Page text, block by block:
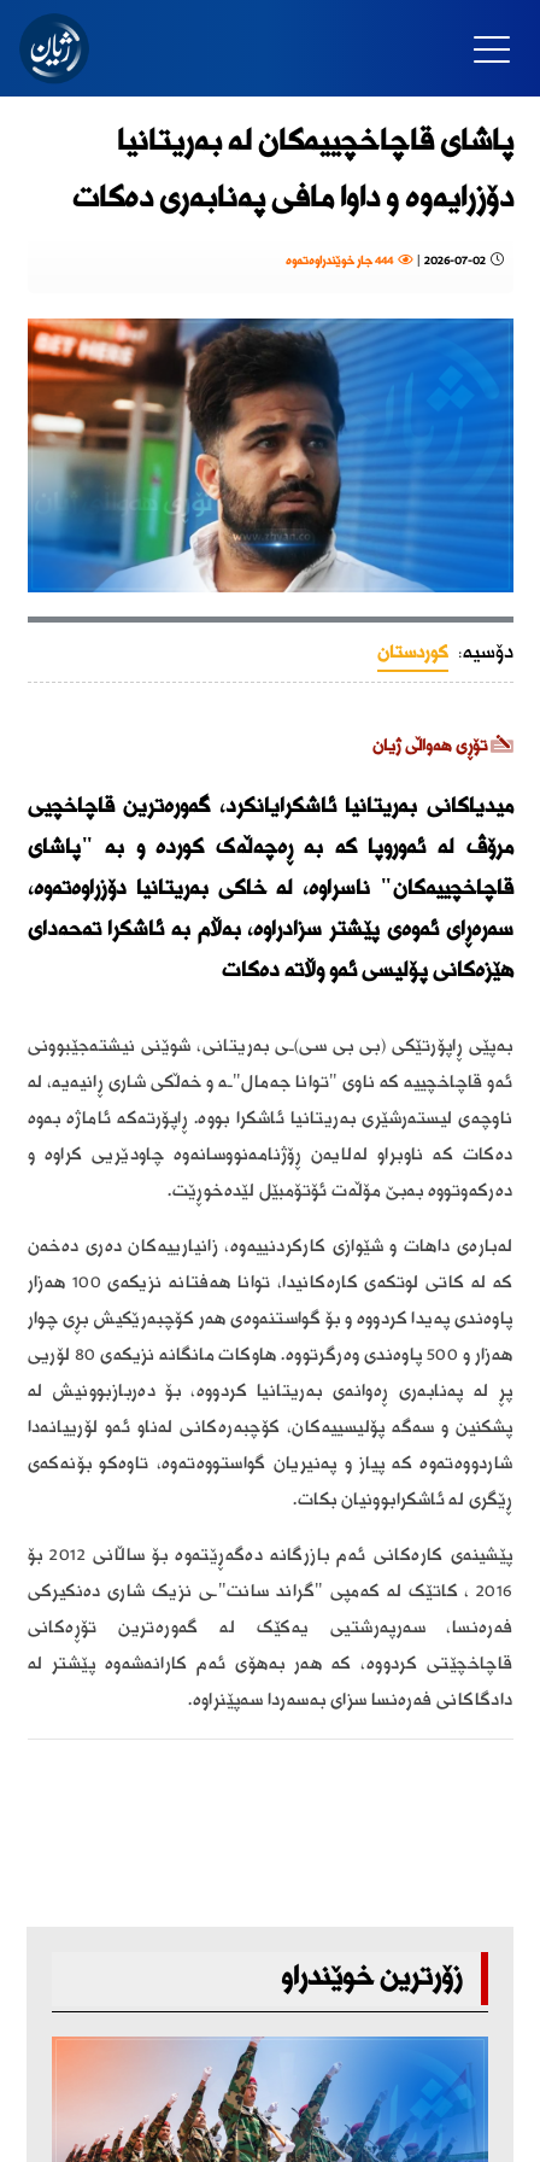
پاشای قاچاخچییەکان لە بەریتانیا
دۆزرایەوە و داوا مافی پەنابەری دەکات
2026-07-02
| 444 جار خوێندراوەتەوە
دۆسیە:کوردستان
تۆڕی هەواڵی ژیان
میدیاکانی بەریتانیا ئاشکرایانکرد، گەورەترین قاچاخچیی
مرۆڤ لە ئەوروپا کە بە ڕەچەڵەک کوردە و بە "پاشای
قاچاخچییەکان" ناسراوە، لە خاکی بەریتانیا دۆزراوەتەوە،
سەرەڕای ئەوەی پێشتر سزادراوە، بەڵام بە ئاشکرا تەحەدای
هێزەکانی پۆلیسی ئەو وڵاتە دەکات
بەپێی ڕاپۆرتێکی (بی بی سی)ـی بەریتانی، شوێنی نیشتەجێبوونی
ئەو قاچاخچییە کە ناوی "توانا جەمال"ـە و خەڵکی شاری ڕانیەیە، لە
ناوچەی لیستەرشێری بەریتانیا ئاشکرا بووە. ڕاپۆرتەکە ئاماژە بەوە
دەکات کە ناوبراو لەلایەن ڕۆژنامەنووسانەوە چاودێریی کراوە و
دەرکەوتووە بەبێ مۆڵەت ئۆتۆمبێل لێدەخوڕێت.
لەبارەی داهات و شێوازی کارکردنییەوە، زانیارییەکان دەری دەخەن
کە لە کاتی لوتکەی کارەکانیدا، توانا هەفتانە نزیکەی 100 هەزار
پاوەندی پەیدا کردووە و بۆ گواستنەوەی هەر کۆچبەرێکیش بڕی چوار
هەزار و 500 پاوەندی وەرگرتووە. هاوکات مانگانە نزیکەی 80 لۆریی
پڕ لە پەنابەری ڕەوانەی بەریتانیا کردووە، بۆ دەربازبوونیش لە
پشکنین و سەگە پۆلیسییەکان، کۆچبەرەکانی لەناو ئەو لۆرییانەدا
شاردووەتەوە کە پیاز و پەنیریان گواستووەتەوە، تاوەکو بۆنەکەی
ڕێگری لە ئاشکرابوونیان بکات.
پێشینەی کارەکانی ئەم بازرگانە دەگەڕێتەوە بۆ ساڵانی 2012 بۆ
2016 ، کاتێک لە کەمپی "گراند سانت"ـی نزیک شاری دەنکیرکی
فەرەنسا، سەرپەرشتیی یەکێک لە گەورەترین تۆڕەکانی
قاچاخچێتی کردووە، کە هەر بەهۆی ئەم کارانەشەوە پێشتر لە
دادگاکانی فەرەنسا سزای بەسەردا سەپێنراوە.
زۆرترین خوێندراو